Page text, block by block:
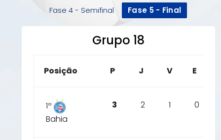
Fase 4 - Semifinal
Fase 5 - Final
Grupo 18
Posição P J V E
1º
Bahia
3 2 1 0